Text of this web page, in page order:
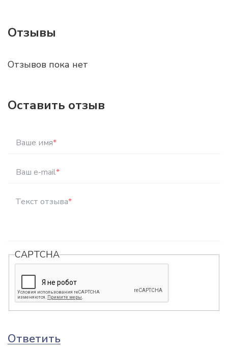
Отзывы
Отзывов пока нет
Оставить отзыв
Ваше имя*
Ваш e-mail*
Текст отзыва*
CAPTCHA
Ответить